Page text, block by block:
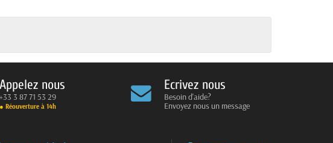
Appelez nous
+33 3 87 71 53 29
● Réouverture à 14h
Ecrivez nous
Besoin d'aide?
Envoyez nous un message